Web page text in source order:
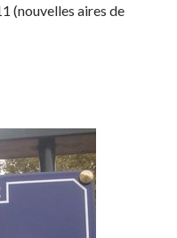
(nouvelles aires de